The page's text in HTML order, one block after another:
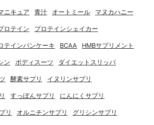
ニキュア 青汁 オートミール マヌカハニー
ロテイン プロテインシェイカー
テインパンケーキ BCAA HMBサプリメント
ン ボディスーツ ダイエットスリッパ
酵素サプリ イヌリンサプリ
すっぽんサプリ にんにくサプリ
リ オルニチンサプリ グリシンサプリ